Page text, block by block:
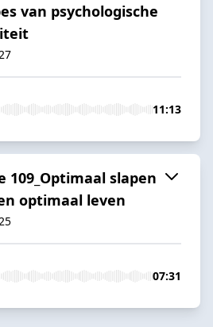
van psychologische
11:13
109_Optimaal slapen
optimaal leven
07:31